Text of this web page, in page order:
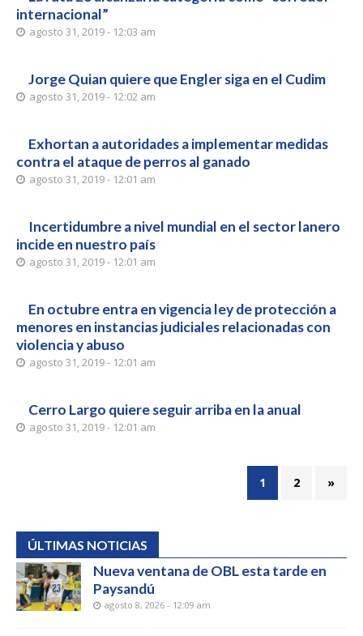
internacional”
agosto 31, 2019 - 12:03 am
Jorge Quian quiere que Engler siga en el Cudim
agosto 31, 2019 - 12:02 am
Exhortan a autoridades a implementar medidas
contra el ataque de perros al ganado
agosto 31, 2019 - 12:01 am
Incertidumbre a nivel mundial en el sector lanero
incide en nuestro país
agosto 31, 2019 - 12:01 am
En octubre entra en vigencia ley de protección a
menores en instancias judiciales relacionadas con
violencia y abuso
agosto 31, 2019 - 12:01 am
Cerro Largo quiere seguir arriba en la anual
agosto 31, 2019 - 12:01 am
1 2 »
ÚLTIMAS NOTICIAS
Nueva ventana de OBL esta tarde en
Paysandú
agosto 8, 2026 - 12:09 am